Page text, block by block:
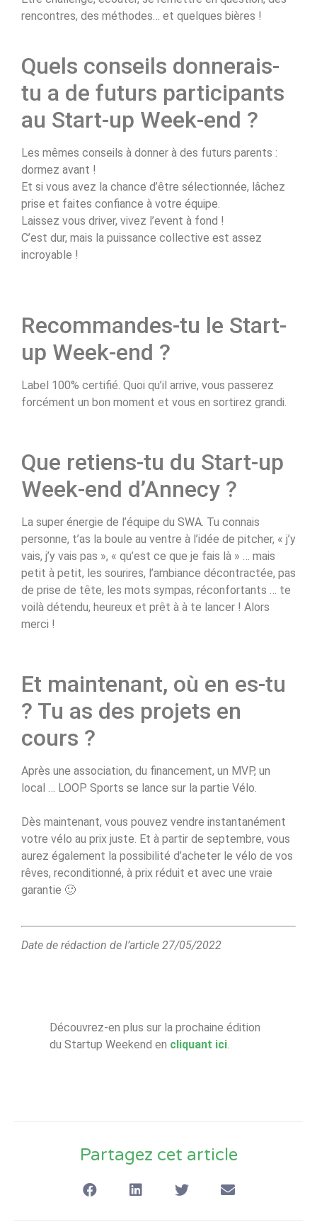
rencontres, des méthodes… et quelques bières !
Quels conseils donnerais-
tu a de futurs participants
au Start-up Week-end ?
Les mêmes conseils à donner à des futurs parents :
dormez avant !
Et si vous avez la chance d’être sélectionnée, lâchez
prise et faites confiance à votre équipe.
Laissez vous driver, vivez l’event à fond !
C’est dur, mais la puissance collective est assez
incroyable !
Recommandes-tu le Start-
up Week-end ?
Label 100% certifié. Quoi qu’il arrive, vous passerez
forcément un bon moment et vous en sortirez grandi.
Que retiens-tu du Start-up
Week-end d’Annecy ?
La super énergie de l’équipe du SWA. Tu connais
personne, t’as la boule au ventre à l’idée de pitcher, « j’y
vais, j’y vais pas », « qu’est ce que je fais là » … mais
petit à petit, les sourires, l’ambiance décontractée, pas
de prise de tête, les mots sympas, réconfortants … te
voilà détendu, heureux et prêt à à te lancer ! Alors
merci !
Et maintenant, où en es-tu
? Tu as des projets en
cours ?
Après une association, du financement, un MVP, un
local … LOOP Sports se lance sur la partie Vélo.
Dès maintenant, vous pouvez vendre instantanément
votre vélo au prix juste. Et à partir de septembre, vous
aurez également la possibilité d’acheter le vélo de vos
rêves, reconditionné, à prix réduit et avec une vraie
garantie 🙂
Date de rédaction de l’article 27/05/2022
Découvrez-en plus sur la prochaine édition
du Startup Weekend en cliquant ici.
Partagez cet article